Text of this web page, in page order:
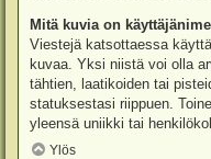
Mitä kuvia on
Viestejä katsottaessa
kuvaa. Yksi niistä voi olla
tähtien, laatikoiden tai
statuksestasi riippuen.
yleensä uniikki tai
Ylös